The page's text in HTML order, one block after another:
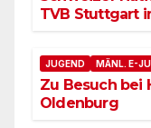
TVB Stuttgart
JUGEND MÄNL. E-
Zu Besuch bei
Oldenburg